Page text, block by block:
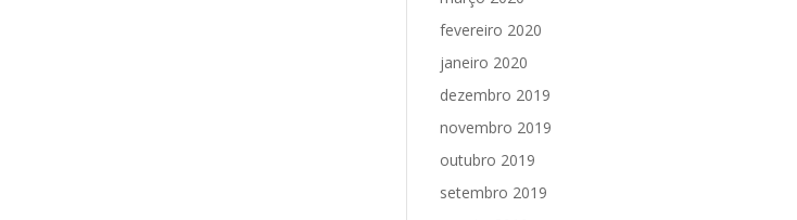
fevereiro 2020
janeiro 2020
dezembro 2019
novembro 2019
outubro 2019
setembro 2019